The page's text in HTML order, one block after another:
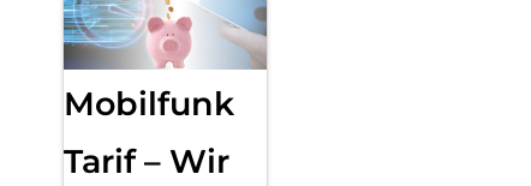
Mobilfunk
Tarif – Wir